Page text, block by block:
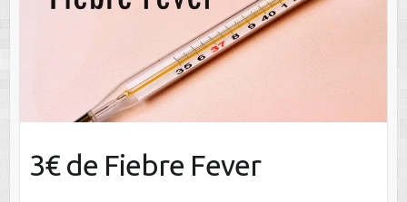
3€ de Fiebre Fever